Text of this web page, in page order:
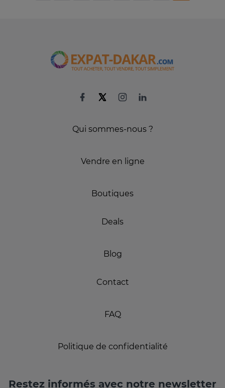
Qui sommes-nous ?
Vendre en ligne
Boutiques
Deals
Blog
Contact
FAQ
Politique de confidentialité
Restez informés avec notre newsletter